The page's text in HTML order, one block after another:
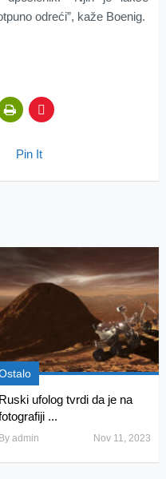
odreći”, kaže Boenig.
Pin It
Ruski ufolog tvrdi da je na
...
Byadmin Nov 11, 2023